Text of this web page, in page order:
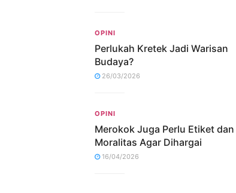
OPINI
Perlukah Kretek Jadi Warisan
Budaya?
26/03/2026
OPINI
Merokok Juga Perlu Etiket dan
Moralitas Agar Dihargai
16/04/2026